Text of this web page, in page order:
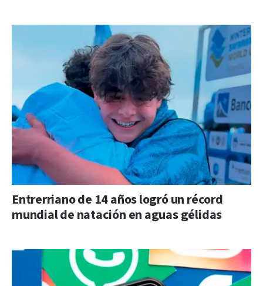
Entrerriano de 14 años logró un récord
mundial de natación en aguas gélidas